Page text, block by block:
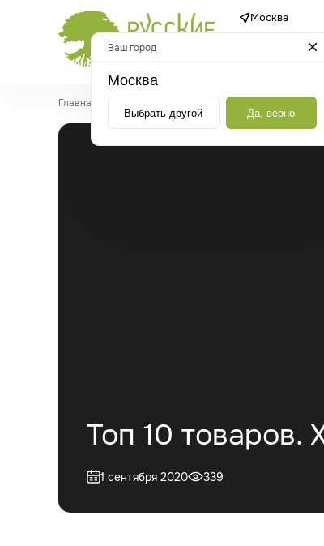
Москва
Каталог
Главная Топ 10 товаров. Хиты продаж лета.
Топ 10 товаров.
1 сентября 2020 339
Ваш город
Москва
Выбрать другой Да, верно